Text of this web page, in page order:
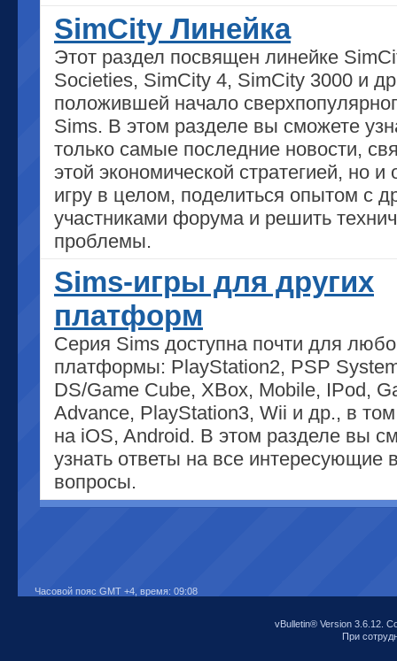
SimCity Линейка
Этот раздел посвящен линейке
Societies, SimCity 4, SimCity 3000 и
положившей начало
Sims. В этом разделе вы сможете
только самые последние новости,
этой экономической стратегией, но и
игру в целом, поделиться опытом с
участниками форума и решить
проблемы.
Sims-игры для других
платформ
Серия Sims доступна почти для
платформы: PlayStation2, PSP
DS/Game Cube, XBox, Mobile, IPod,
Advance, PlayStation3, Wii и др., в
на iOS, Android. В этом разделе вы
узнать ответы на все интересующие
вопросы.
Часовой пояс GMT +4, время: 09:08
vBulletin® Version 3.6.12.
При